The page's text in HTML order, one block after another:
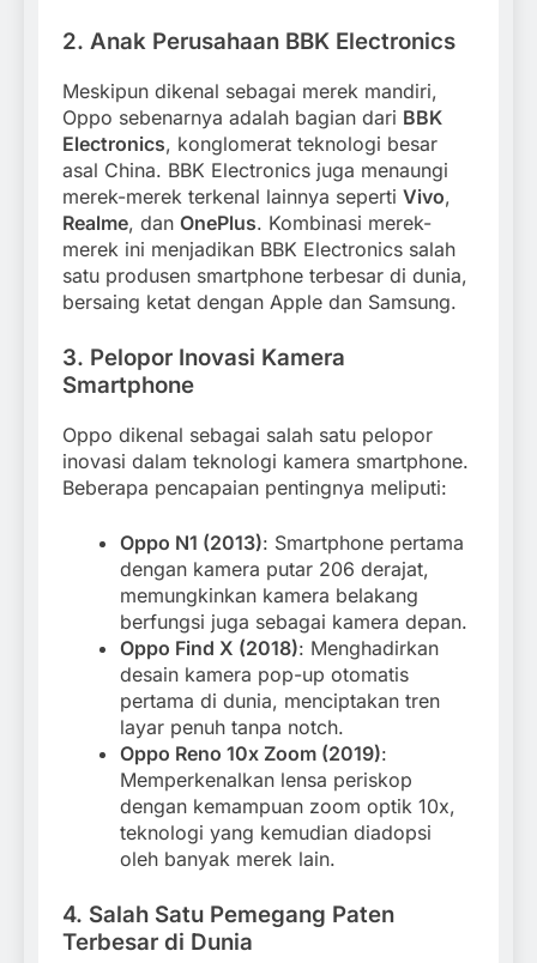
2. Anak Perusahaan BBK Electronics
Meskipun dikenal sebagai merek mandiri,
Oppo sebenarnya adalah bagian dari BBK
Electronics, konglomerat teknologi besar
asal China. BBK Electronics juga menaungi
merek-merek terkenal lainnya seperti Vivo,
Realme, dan OnePlus. Kombinasi merek-
merek ini menjadikan BBK Electronics salah
satu produsen smartphone terbesar di dunia,
bersaing ketat dengan Apple dan Samsung.
3. Pelopor Inovasi Kamera
Smartphone
Oppo dikenal sebagai salah satu pelopor
inovasi dalam teknologi kamera smartphone.
Beberapa pencapaian pentingnya meliputi:
Oppo N1 (2013): Smartphone pertama
dengan kamera putar 206 derajat,
memungkinkan kamera belakang
berfungsi juga sebagai kamera depan.
Oppo Find X (2018): Menghadirkan
desain kamera pop-up otomatis
pertama di dunia, menciptakan tren
layar penuh tanpa notch.
Oppo Reno 10x Zoom (2019):
Memperkenalkan lensa periskop
dengan kemampuan zoom optik 10x,
teknologi yang kemudian diadopsi
oleh banyak merek lain.
4. Salah Satu Pemegang Paten
Terbesar di Dunia